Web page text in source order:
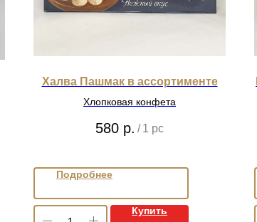
Халва Пашмак в ассортименте
Хлопковая конфета
580 р. / 1 pc
Подробнее
Купить